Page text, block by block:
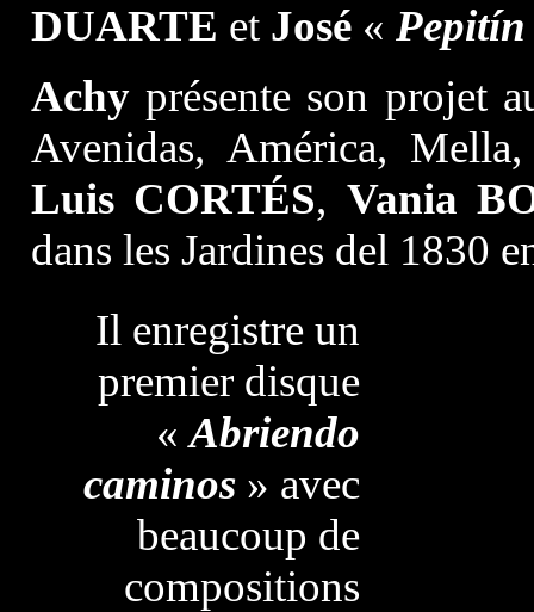
DUARTE et José « Pepitín
Achyprésente son projet
Avenidas, América,
Luis CORTÉS, Vania
dans les Jardines del 1830
Il enregistre un
premier disque
«Abriendo
caminos» avec
beaucoup de
compositions